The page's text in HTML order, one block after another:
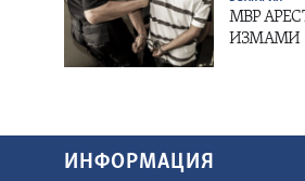
МВР
ИЗМАМИ
ИНФОРМАЦИЯ